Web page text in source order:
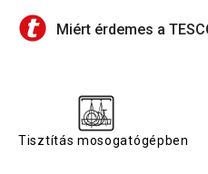
Miért érdemes a
Tisztítás mosogatógépben